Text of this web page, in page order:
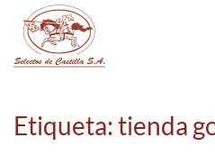
Skip to main content
Etiqueta:tienda